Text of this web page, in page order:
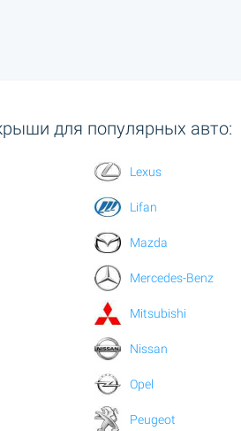
для популярных авто:
Lexus
Lifan
Mazda
Mercedes-Benz
Mitsubishi
Nissan
Opel
Peugeot